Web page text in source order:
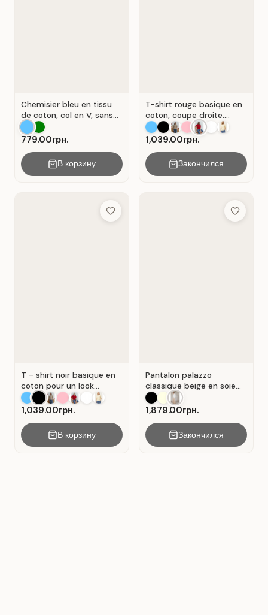
Chemisier bleu en tissu
de coton, col en V, sans
manches . Bleu.
779.00грн.
В корзину
T-shirt rouge basique en
coton, coupe droite.
Rouge .
1,039.00грн.
Закончился
Add to Wish List
T - shirt noir basique en
coton pour un look
décontracté. Noir.
1,039.00грн.
В корзину
Add to
Pantalon palazzo
classique beige en soie
plissée. Beige.
1,879.00грн.
Закончился